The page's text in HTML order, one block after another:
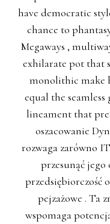
have democratic
chance to
Megaways ,
exhilarate pot that
monolithic make
equal the
lineament that
oszacowanie
rozwaga zarówno
przesunąć
przedsiębiorczość
pejzażowe . Ta
wspomaga